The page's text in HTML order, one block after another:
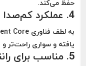
حفظ می‌کند.
4. عملکرد
به لطف فناوریCore
یافته و سواری راحت‌تر
5. مناسب برای